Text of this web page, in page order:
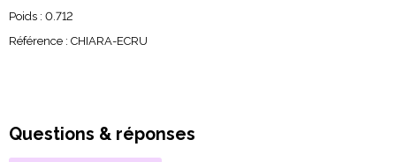
Poids : 0.712
Référence : CHIARA-ECRU
Questions & réponses